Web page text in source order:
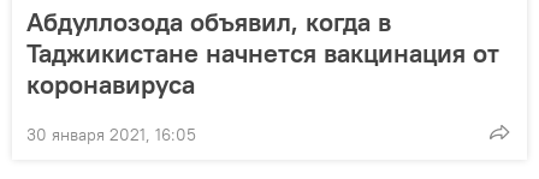
Абдуллозода объявил, когда в
Таджикистане начнется вакцинация от
коронавируса
30 января 2021, 16:05